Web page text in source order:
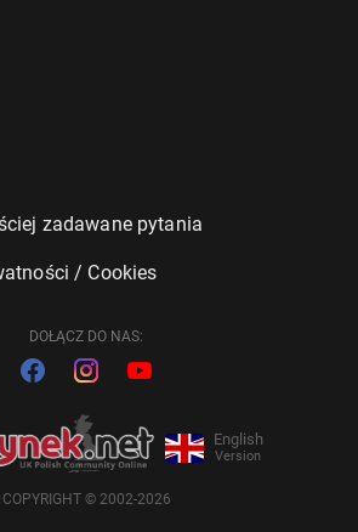
zadawane pytania
/ Cookies
DOŁĄCZ DO NAS:
English
Version
COPYRIGHT © 2002-2026